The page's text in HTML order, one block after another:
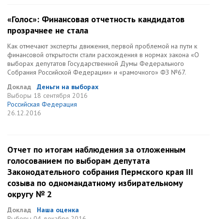
«Голос»: Финансовая отчетность кандидатов
прозрачнее не стала
Как отмечают эксперты движения, первой проблемой на пути к
финансовой открытости стали расхождения в нормах закона «О
выборах депутатов Государственной Думы Федерального
Собрания Российской Федерации» и «рамочного» ФЗ №67.
Доклад
Деньги на выборах
Выборы 18 сентября 2016
Российская Федерация
26.12.2016
Отчет по итогам наблюдения за отложенным
голосованием по выборам депутата
Законодательного собрания Пермского края III
созыва по одномандатному избирательному
округу № 2
Доклад
Наша оценка